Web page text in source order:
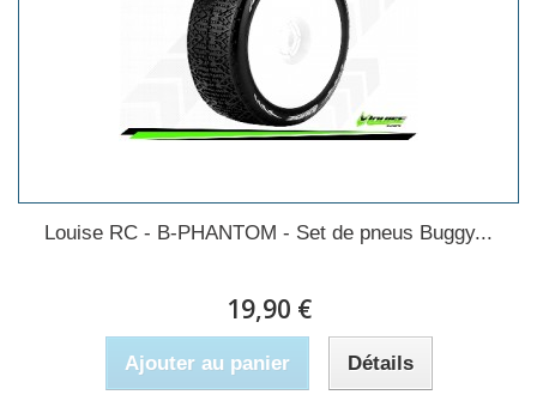
Louise RC - B-PHANTOM - Set de pneus Buggy...
19,90 €
Ajouter au panier Détails